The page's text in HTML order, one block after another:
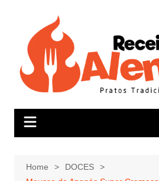
Home
DOCES